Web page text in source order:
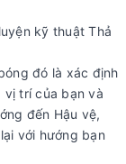
kỹ thuật Thả
đó là xác định
vị trí của bạn và
đến Hậu vệ,
với hướng bạn